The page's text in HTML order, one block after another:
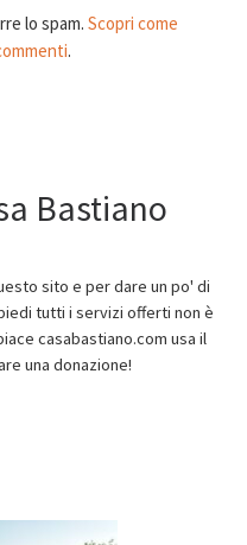
lo spam. Scopri come
.
Bastiano
sito e per dare un po' di
tutti i servizi offerti non è
casabastiano.com usa il
una donazione!